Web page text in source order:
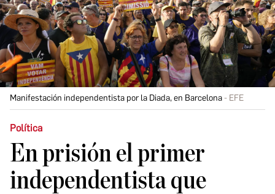
Manifestación independentista por la Diada, en Barcelona EFE
Política
En prisión el primer
independentista que